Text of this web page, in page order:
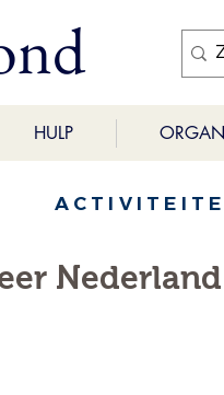
HULP
Nederland